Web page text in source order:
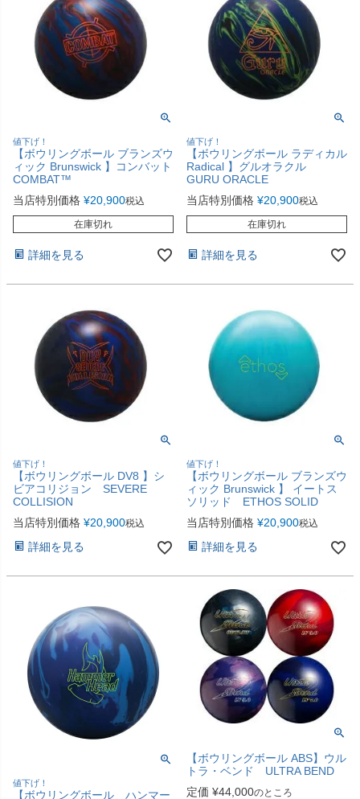
値下げ！
【ボウリングボール ブランズウ
ィック Brunswick 】コンバット
COMBAT™
当店特別価格 ¥20,900税込
在庫切れ
詳細を見る
値下げ！
【ボウリングボール ラディカル
Radical 】グルオラクル
GURU ORACLE
当店特別価格 ¥20,900税込
在庫切れ
詳細を見る
値下げ！
【ボウリングボール DV8 】シ
ビアコリジョン SEVERE
COLLISION
当店特別価格 ¥20,900税込
詳細を見る
値下げ！
【ボウリングボール ブランズウ
ィック Brunswick 】 イートス
ソリッド ETHOS SOLID
当店特別価格 ¥20,900税込
詳細を見る
値下げ！
【ボウリングボール ハンマー
【ボウリングボール ABS】ウル
トラ・ベンド ULTRA BEND
定価 ¥44,000のところ